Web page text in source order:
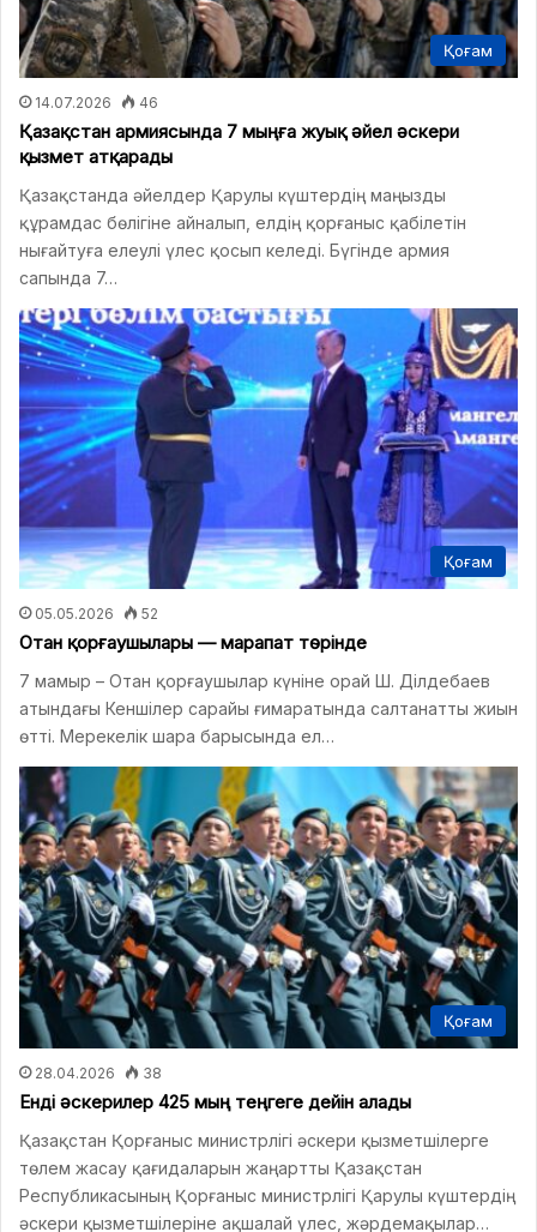
Қоғам
14.07.2026 46
Қазақстан армиясында 7 мыңға жуық әйел әскери
қызмет атқарады
Қазақстанда әйелдер Қарулы күштердің маңызды
құрамдас бөлігіне айналып, елдің қорғаныс қабілетін
нығайтуға елеулі үлес қосып келеді. Бүгінде армия
сапында 7…
Қоғам
05.05.2026 52
Отан қорғаушылары — марапат төрінде
7 мамыр – Отан қорғаушылар күніне орай Ш. Ділдебаев
атындағы Кеншілер сарайы ғимаратында салтанатты жиын
өтті. Мерекелік шара барысында ел…
Қоғам
28.04.2026 38
Енді әскерилер 425 мың теңгеге дейін алады
Қазақстан Қорғаныс министрлігі әскери қызметшілерге
төлем жасау қағидаларын жаңартты Қазақстан
Республикасының Қорғаныс министрлігі Қарулы күштердің
әскери қызметшілеріне ақшалай үлес, жәрдемақылар…